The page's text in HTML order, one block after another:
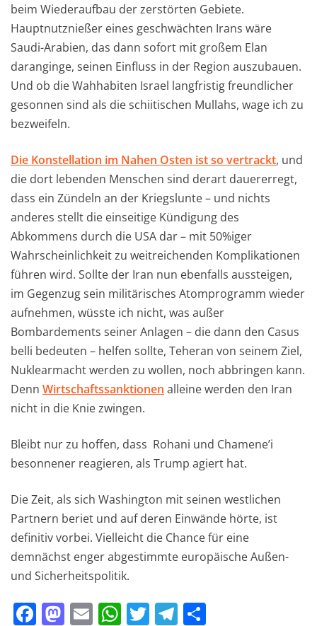
beim Wiederaufbau der zerstörten Gebiete.
Hauptnutznießer eines geschwächten Irans wäre
Saudi-Arabien, das dann sofort mit großem Elan
daranginge, seinen Einfluss in der Region auszubauen.
Und ob die Wahhabiten Israel langfristig freundlicher
gesonnen sind als die schiitischen Mullahs, wage ich zu
bezweifeln.
Die Konstellation im Nahen Osten ist so vertrackt, und
die dort lebenden Menschen sind derart dauererregt,
dass ein Zündeln an der Kriegslunte – und nichts
anderes stellt die einseitige Kündigung des
Abkommens durch die USA dar – mit 50%iger
Wahrscheinlichkeit zu weitreichenden Komplikationen
führen wird. Sollte der Iran nun ebenfalls aussteigen,
im Gegenzug sein militärisches Atomprogramm wieder
aufnehmen, wüsste ich nicht, was außer
Bombardements seiner Anlagen – die dann den Casus
belli bedeuten – helfen sollte, Teheran von seinem Ziel,
Nuklearmacht werden zu wollen, noch abbringen kann.
Denn Wirtschaftssanktionen alleine werden den Iran
nicht in die Knie zwingen.
Bleibt nur zu hoffen, dass Rohani und Chamene’i
besonnener reagieren, als Trump agiert hat.
Die Zeit, als sich Washington mit seinen westlichen
Partnern beriet und auf deren Einwände hörte, ist
definitiv vorbei. Vielleicht die Chance für eine
demnächst enger abgestimmte europäische Außen-
und Sicherheitspolitik.
F M E W T T